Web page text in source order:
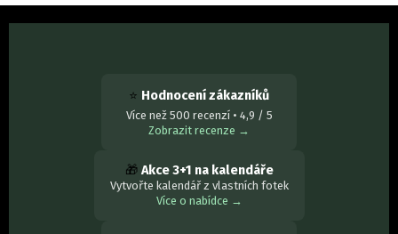
⭐ Hodnocení zákazníků
Více než 500 recenzí • 4,9 / 5
Zobrazit recenze →
🎁 Akce 3+1 na kalendáře
Vytvořte kalendář z vlastních fotek
Více o nabídce →